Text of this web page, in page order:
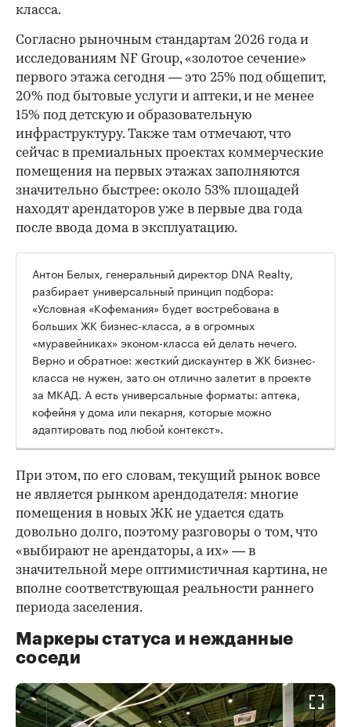
класса.
Согласно рыночным стандартам 2026 года и
исследованиям NF Group, «золотое сечение»
первого этажа сегодня — это 25% под общепит,
20% под бытовые услуги и аптеки, и не менее
15% под детскую и образовательную
инфраструктуру. Также там отмечают, что
сейчас в премиальных проектах коммерческие
помещения на первых этажах заполняются
значительно быстрее: около 53% площадей
находят арендаторов уже в первые два года
после ввода дома в эксплуатацию.
Антон Белых, генеральный директор DNA Realty,
разбирает универсальный принцип подбора:
«Условная «Кофемания» будет востребована в
больших ЖК бизнес-класса, а в огромных
«муравейниках» эконом-класса ей делать нечего.
Верно и обратное: жесткий дискаунтер в ЖК бизнес-
класса не нужен, зато он отлично залетит в проекте
за МКАД. А есть универсальные форматы: аптека,
кофейня у дома или пекарня, которые можно
адаптировать под любой контекст».
При этом, по его словам, текущий рынок вовсе
не является рынком арендодателя: многие
помещения в новых ЖК не удается сдать
довольно долго, поэтому разговоры о том, что
«выбирают не арендаторы, а их» — в
значительной мере оптимистичная картина, не
вполне соответствующая реальности раннего
периода заселения.
Маркеры статуса и нежданные
соседи